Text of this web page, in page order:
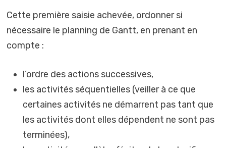
Cette première saisie achevée, ordonner si
nécessaire le planning de Gantt, en prenant en
compte :
l’ordre des actions successives,
les activités séquentielles (veiller à ce que
certaines activités ne démarrent pas tant que
les activités dont elles dépendent ne sont pas
terminées),